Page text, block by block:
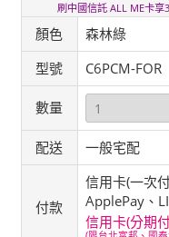
刷中國信託 ALL ME卡
顏色
森林綠
型號
C6PCM-FOR
數量
配送 一般宅配
付款
信用卡(一次
ApplePay、
信用卡(分期